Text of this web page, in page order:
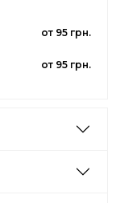
от 95 грн.
от 95 грн.